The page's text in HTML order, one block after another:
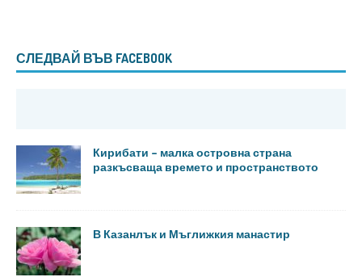
СЛЕДВАЙ ВЪВ FACEBOOK
Кирибати – малка островна страна
разкъсваща времето и пространството
В Казанлък и Мъглижкия манастир